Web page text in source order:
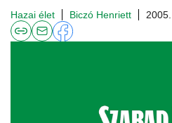
Hazai élet Biczó Henriett